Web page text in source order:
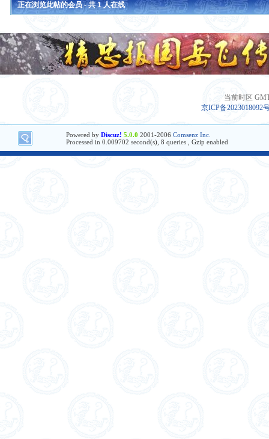
正在浏览此帖的会员 - 共1人在线
当前时区
京ICP备2023018092
Powered by Discuz! 5.0.0 2001-2006 Comsenz Inc.
Processed in 0.009702 second(s), 8 queries , Gzip enabled